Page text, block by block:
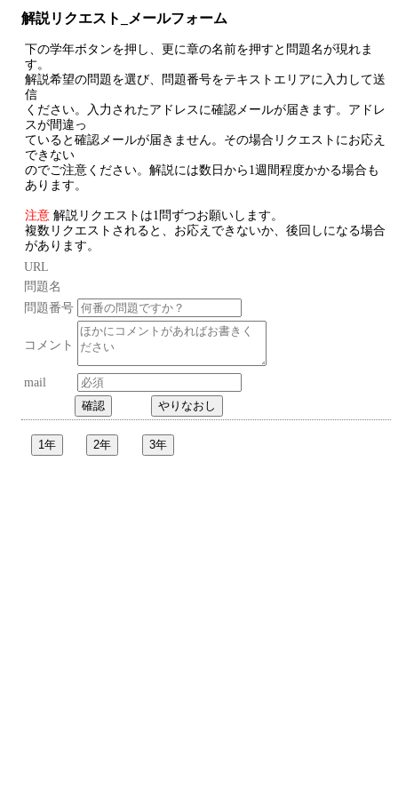
解説リクエスト_メールフォーム
下の学年ボタンを押し、更に章の名前を押すと問題名が現れま
す。
解説希望の問題を選び、問題番号をテキストエリアに入力して送
信
ください。入力されたアドレスに確認メールが届きます。アドレ
スが間違っ
ていると確認メールが届きません。その場合リクエストにお応え
できない
のでご注意ください。解説には数日から1週間程度かかる場合も
あります。
注意 解説リクエストは1問ずつお願いします。
複数リクエストされると、お応えできないか、後回しになる場合
があります。
URL
問題名
問題番号
コメント
mail
1年 2年 3年